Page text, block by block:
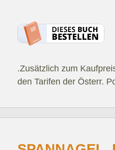
.Zusätzlich zum
den Tarifen der Österr.